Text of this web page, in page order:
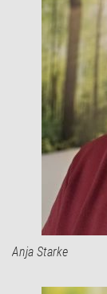
Anja Starke